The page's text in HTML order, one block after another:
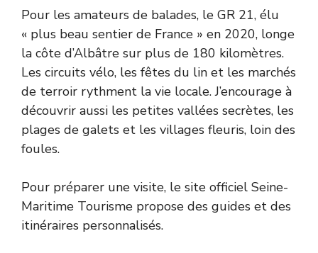
Pour les amateurs de balades, le GR 21, élu
« plus beau sentier de France » en 2020, longe
la côte d’Albâtre sur plus de 180 kilomètres.
Les circuits vélo, les fêtes du lin et les marchés
de terroir rythment la vie locale. J’encourage à
découvrir aussi les petites vallées secrètes, les
plages de galets et les villages fleuris, loin des
foules.
Pour préparer une visite, le site officiel Seine-
Maritime Tourisme propose des guides et des
itinéraires personnalisés.